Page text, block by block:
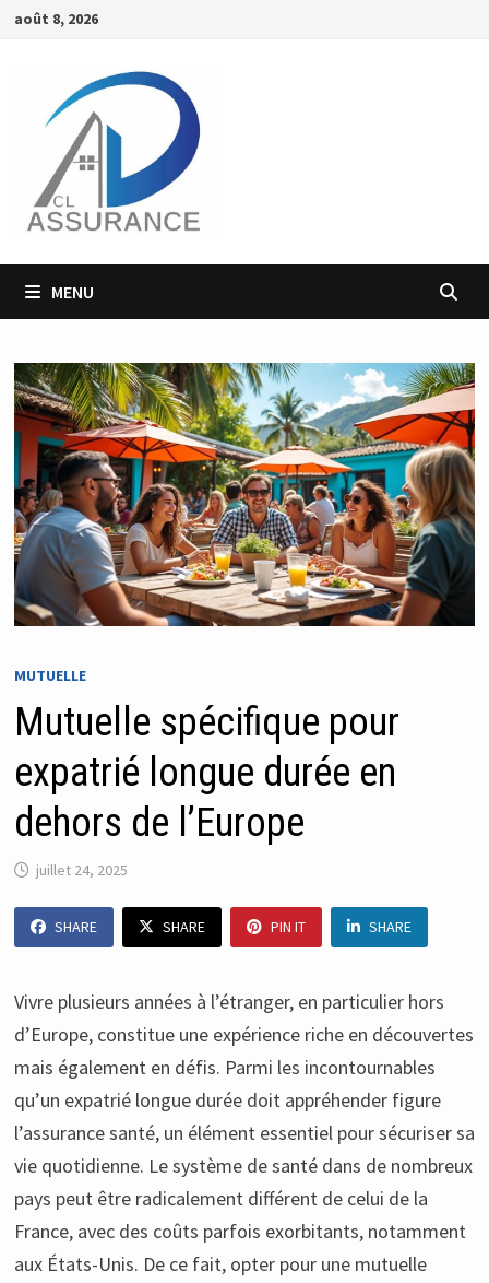
Passer
août 8, 2026
MENU
MUTUELLE
Mutuelle spécifique pour
expatrié longue durée en
dehors de l’Europe
juillet 24, 2025
SHARE SHARE PIN IT SHARE
Vivre plusieurs années à l’étranger, en particulier hors
d’Europe, constitue une expérience riche en découvertes
mais également en défis. Parmi les incontournables
qu’un expatrié longue durée doit appréhender figure
l’assurance santé, un élément essentiel pour sécuriser sa
vie quotidienne. Le système de santé dans de nombreux
pays peut être radicalement différent de celui de la
France, avec des coûts parfois exorbitants, notamment
aux États-Unis. De ce fait, opter pour une mutuelle